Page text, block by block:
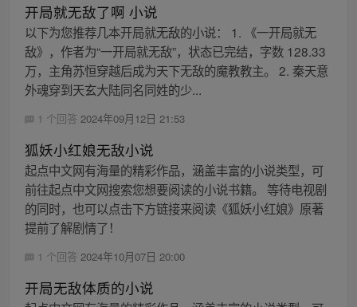
开局就无敌了啊 小说
以下为您推荐几本开局就无敌的小说： 1. 《一开局就无
敌》，作者为“一开局就无敌”，状态已完结，字数 128.33
万，主角苏恒穿越后成为天下无敌的魔教教主。 2. 秦天意
外魂穿到天玄大陆同名同姓的少...
1 个回答 2024年09月12日 21:53
狐妖小红娘无敌小说
起点中文网有海量的精彩作品，涵盖丰富的小说类型，可
前往起点中文网搜索您想要阅读的小说书籍。 等待电视剧
的同时，也可以点击下方链接来阅读《狐妖小红娘》原著
提前了解剧情了！
1 个回答 2024年10月07日 20:00
开局无敌体质的小说